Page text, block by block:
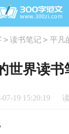
> 读书笔记 > 平凡
世界读书
19 15:20:19